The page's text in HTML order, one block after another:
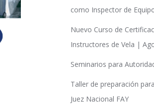
como Inspector de
Nuevo Curso de
Instructores de Vela |
Seminarios para
Taller de preparación
Juez Nacional FAY